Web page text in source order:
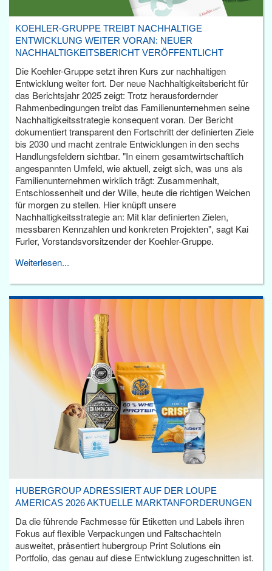
KOEHLER-GRUPPE TREIBT NACHHALTIGE
ENTWICKLUNG WEITER VORAN: NEUER
NACHHALTIGKEITSBERICHT VERÖFFENTLICHT
Die Koehler-Gruppe setzt ihren Kurs zur nachhaltigen
Entwicklung weiter fort. Der neue Nachhaltigkeitsbericht für
das Berichtsjahr 2025 zeigt: Trotz herausfordernder
Rahmenbedingungen treibt das Familienunternehmen seine
Nachhaltigkeitsstrategie konsequent voran. Der Bericht
dokumentiert transparent den Fortschritt der definierten Ziele
bis 2030 und macht zentrale Entwicklungen in den sechs
Handlungsfeldern sichtbar. "In einem gesamtwirtschaftlich
angespannten Umfeld, wie aktuell, zeigt sich, was uns als
Familienunternehmen wirklich trägt: Zusammenhalt,
Entschlossenheit und der Wille, heute die richtigen Weichen
für morgen zu stellen. Hier knüpft unsere
Nachhaltigkeitsstrategie an: Mit klar definierten Zielen,
messbaren Kennzahlen und konkreten Projekten", sagt Kai
Furler, Vorstandsvorsitzender der Koehler-Gruppe.
Weiterlesen...
HUBERGROUP ADRESSIERT AUF DER LOUPE
AMERICAS 2026 AKTUELLE MARKTANFORDERUNGEN
Da die führende Fachmesse für Etiketten und Labels ihren
Fokus auf flexible Verpackungen und Faltschachteln
ausweitet, präsentiert hubergroup Print Solutions ein
Portfolio, das genau auf diese Entwicklung zugeschnitten ist.